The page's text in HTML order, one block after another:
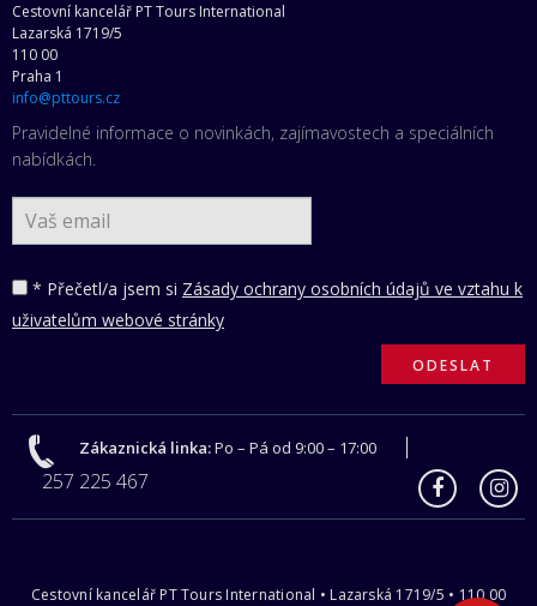
Cestovní kancelář PT Tours International
Lazarská 1719/5
110 00
Praha 1
info@pttours.cz
Pravidelné informace o novinkách, zajímavostech a speciálních
nabídkách.
* Přečetl/a jsem si Zásady ochrany osobních údajů ve vztahu k
uživatelům webové stránky
Zákaznická linka:Po – Pá od 9:00 – 17:00
257 225 467
Cestovní kancelář PT Tours International • Lazarská 1719/5 • 110 00